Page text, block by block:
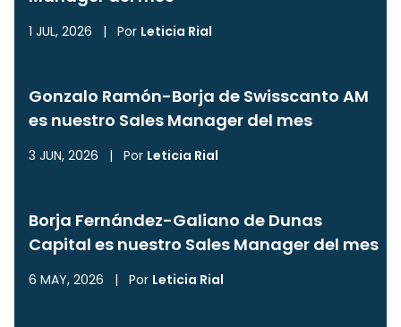
1 JUL, 2026 | Por Leticia Rial
Gonzalo Ramón-Borja de Swisscanto AM
es nuestro Sales Manager del mes
3 JUN, 2026 | Por Leticia Rial
Borja Fernández-Galiano de Dunas
Capital es nuestro Sales Manager del mes
6 MAY, 2026 | Por Leticia Rial